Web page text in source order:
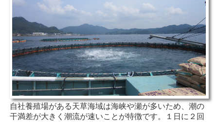
自社養殖場がある天草海域は海峡や瀬が多いため、潮の
干満差が大きく潮流が速いことが特徴です。１日に２回